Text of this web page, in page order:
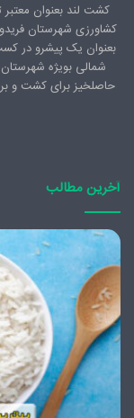
کشت لند بعنوان
کشاورزی شهرستان
بعنوان یک پیشرو در
شمالی بویژه
حاصلخیز برای کشت و
آخرین مطالب